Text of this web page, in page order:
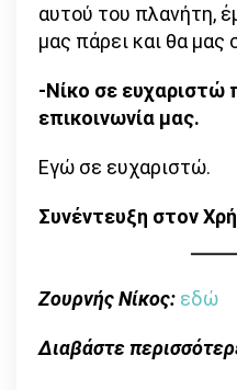
αυτού του πλανήτη,
μας πάρει και θα μας
-Νίκο σε ευχαριστώ
επικοινωνία μας.
Εγώ σε ευχαριστώ.
Συνέντευξη στον
Ζουρνής Νίκος: εδώ
Διαβάστε